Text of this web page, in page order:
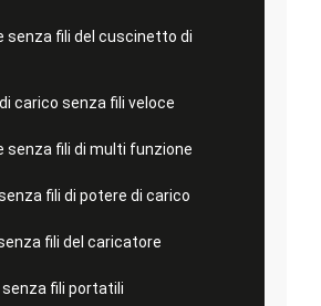
senza fili del cuscinetto di
carico senza fili veloce
senza fili di multi funzione
fili di potere di carico
fili del caricatore
fili portatili